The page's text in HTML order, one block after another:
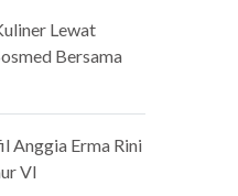
Lewat
Bersama
Anggia Erma Rini
VI